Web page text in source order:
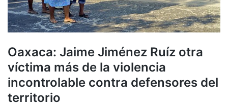
Oaxaca: Jaime Jiménez Ruíz otra
víctima más de la violencia
incontrolable contra defensores del
territorio